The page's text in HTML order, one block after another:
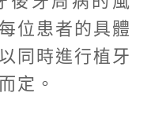
位患者的具體
同時進行植牙
定。